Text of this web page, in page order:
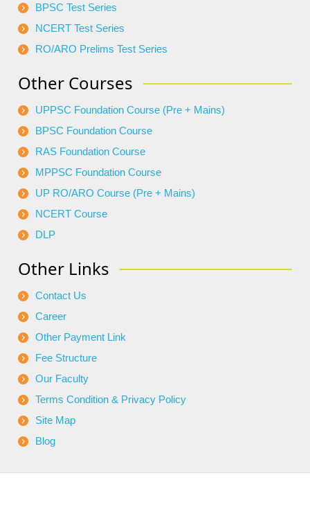
BPSC Test Series
NCERT Test Series
RO/ARO Prelims Test Series
Other Courses
UPPSC Foundation Course (Pre + Mains)
BPSC Foundation Course
RAS Foundation Course
MPPSC Foundation Course
UP RO/ARO Course (Pre + Mains)
NCERT Course
DLP
Other Links
Contact Us
Career
Other Payment Link
Fee Structure
Our Faculty
Terms Condition & Privacy Policy
Site Map
Blog